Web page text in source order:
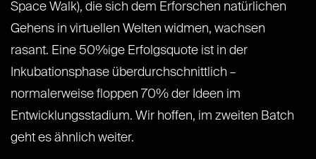
Space Walk), die sich dem Erforschen natürlichen
Gehens in virtuellen Welten widmen, wachsen
rasant. Eine 50%ige Erfolgsquote ist in der
Inkubationsphase überdurchschnittlich –
normalerweise floppen 70% der Ideen im
Entwicklungsstadium. Wir hoffen, im zweiten Batch
geht es ähnlich weiter.